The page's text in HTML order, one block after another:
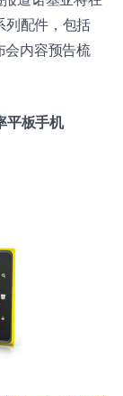
列配件，包括
内容预告梳
平板手机